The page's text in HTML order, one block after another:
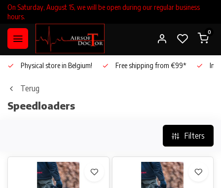
On Saturday, August 15, we will be open during our regular business
hours.
0
Physical store in Belgium! Free shipping from €99*
Terug
Speedloaders
Filters